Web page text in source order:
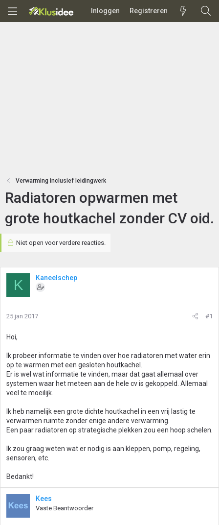
Inloggen Registreren
Verwarming inclusief leidingwerk
Radiatoren opwarmen met
grote houtkachel zonder CV oid.
Niet open voor verdere reacties.
K Kaneelschep
25 jan 2017 #1
Hoi,
Ik probeer informatie te vinden over hoe radiatoren met water erin
op te warmen met een gesloten houtkachel.
Er is wel wat informatie te vinden, maar dat gaat allemaal over
systemen waar het meteen aan de hele cv is gekoppeld. Allemaal
veel te moeilijk.
Ik heb namelijk een grote dichte houtkachel in een vrij lastig te
verwarmen ruimte zonder enige andere verwarming.
Een paar radiatoren op strategische plekken zou een hoop schelen.
Ik zou graag weten wat er nodig is aan kleppen, pomp, regeling,
sensoren, etc.
Bedankt!
Kees
Vaste Beantwoorder